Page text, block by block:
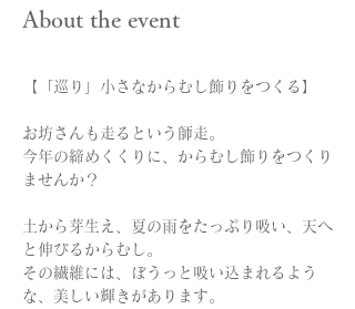
About the event
【「巡り」小さなからむし飾りをつくる】
お坊さんも走るという師走。
今年の締めくくりに、からむし飾りをつくり
ませんか？
土から芽生え、夏の雨をたっぷり吸い、天へ
と伸びるからむし。
その繊維には、ぼうっと吸い込まれるよう
な、美しい輝きがあります。